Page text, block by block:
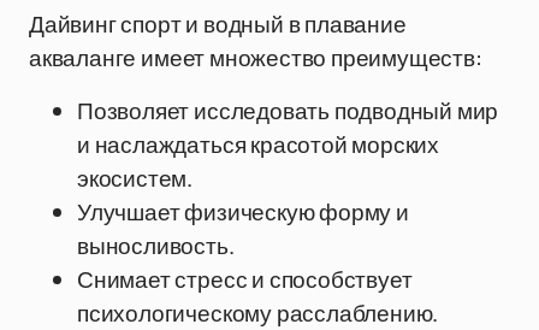
Дайвинг спорт и водный в плавание
акваланге имеет множество преимуществ:
Позволяет исследовать подводный мир
и наслаждаться красотой морских
экосистем.
Улучшает физическую форму и
выносливость.
Снимает стресс и способствует
психологическому расслаблению.